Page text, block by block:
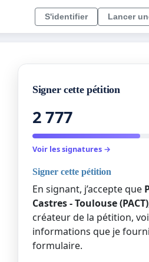
S'identifier Lancer
Signer cette pétition
2 777
Voir les signatures →
Signer cette pétition
En signant, j’accepte que
Castres - Toulouse (PACT)
créateur de la pétition,
informations que je
formulaire.